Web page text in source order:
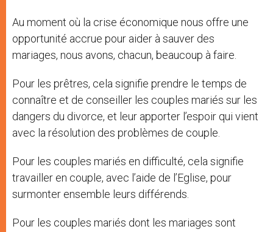
Au moment où la crise économique nous offre une
opportunité accrue pour aider à sauver des
mariages, nous avons, chacun, beaucoup à faire.
Pour les prêtres, cela signifie prendre le temps de
connaître et de conseiller les couples mariés sur les
dangers du divorce, et leur apporter l’espoir qui vient
avec la résolution des problèmes de couple.
Pour les couples mariés en difficulté, cela signifie
travailler en couple, avec l’aide de l’Eglise, pour
surmonter ensemble leurs différends.
Pour les couples mariés dont les mariages sont